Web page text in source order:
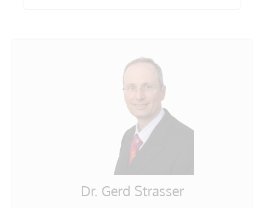
Dr. Gerd Strasser